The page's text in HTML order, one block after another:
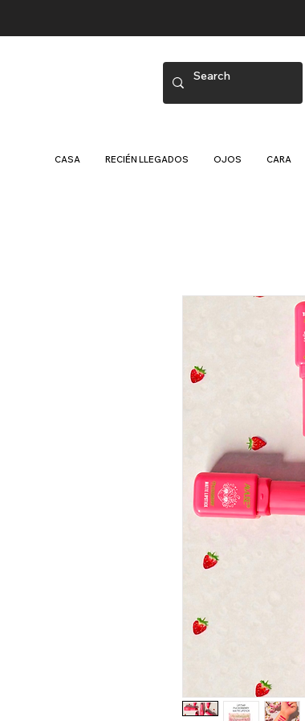
CASA RECIÉN LLEGADOS OJOS CARA